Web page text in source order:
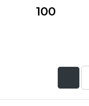
100